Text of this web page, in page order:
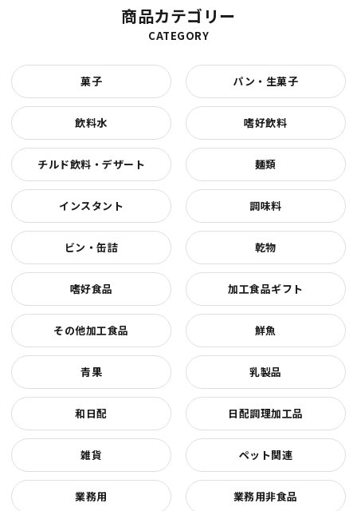
商品カテゴリー
CATEGORY
菓子 パン・生菓子
飲料水 嗜好飲料
チルド飲料・デザート 麺類
インスタント 調味料
ビン・缶詰 乾物
嗜好食品 加工食品ギフト
その他加工食品 鮮魚
青果 乳製品
和日配 日配調理加工品
雑貨 ペット関連
業務用 業務用非食品